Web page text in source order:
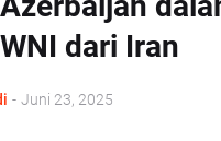
dari Iran
- Juni 23, 2025